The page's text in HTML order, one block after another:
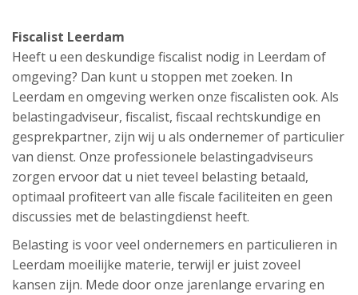
Fiscalist Leerdam
Heeft u een deskundige fiscalist nodig in Leerdam of
omgeving? Dan kunt u stoppen met zoeken. In
Leerdam en omgeving werken onze fiscalisten ook. Als
belastingadviseur, fiscalist, fiscaal rechtskundige en
gesprekpartner, zijn wij u als ondernemer of particulier
van dienst. Onze professionele belastingadviseurs
zorgen ervoor dat u niet teveel belasting betaald,
optimaal profiteert van alle fiscale faciliteiten en geen
discussies met de belastingdienst heeft.
Belasting is voor veel ondernemers en particulieren in
Leerdam moeilijke materie, terwijl er juist zoveel
kansen zijn. Mede door onze jarenlange ervaring en